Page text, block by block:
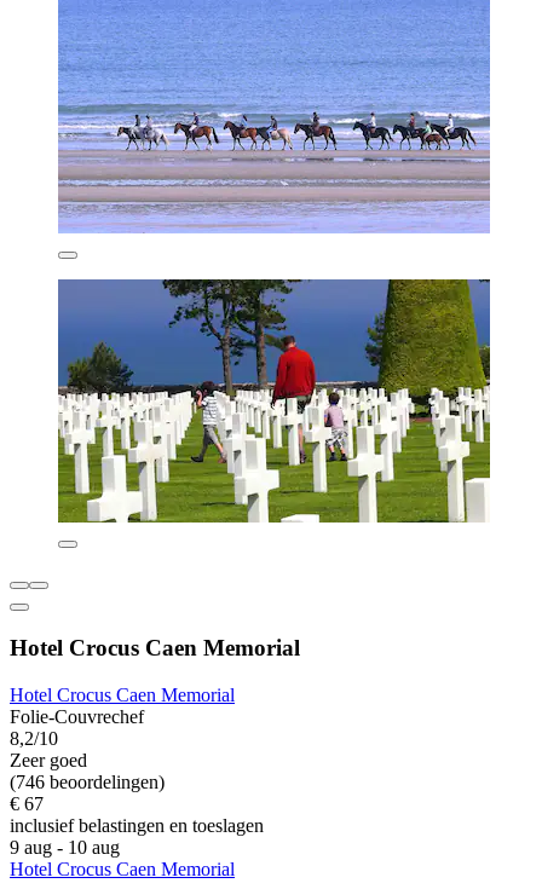
Hotel Crocus Caen Memorial
Hotel Crocus Caen Memorial
Folie-Couvrechef
8,2/10
Zeer goed
(746 beoordelingen)
€ 67
inclusief belastingen en toeslagen
9 aug - 10 aug
Hotel Crocus Caen Memorial